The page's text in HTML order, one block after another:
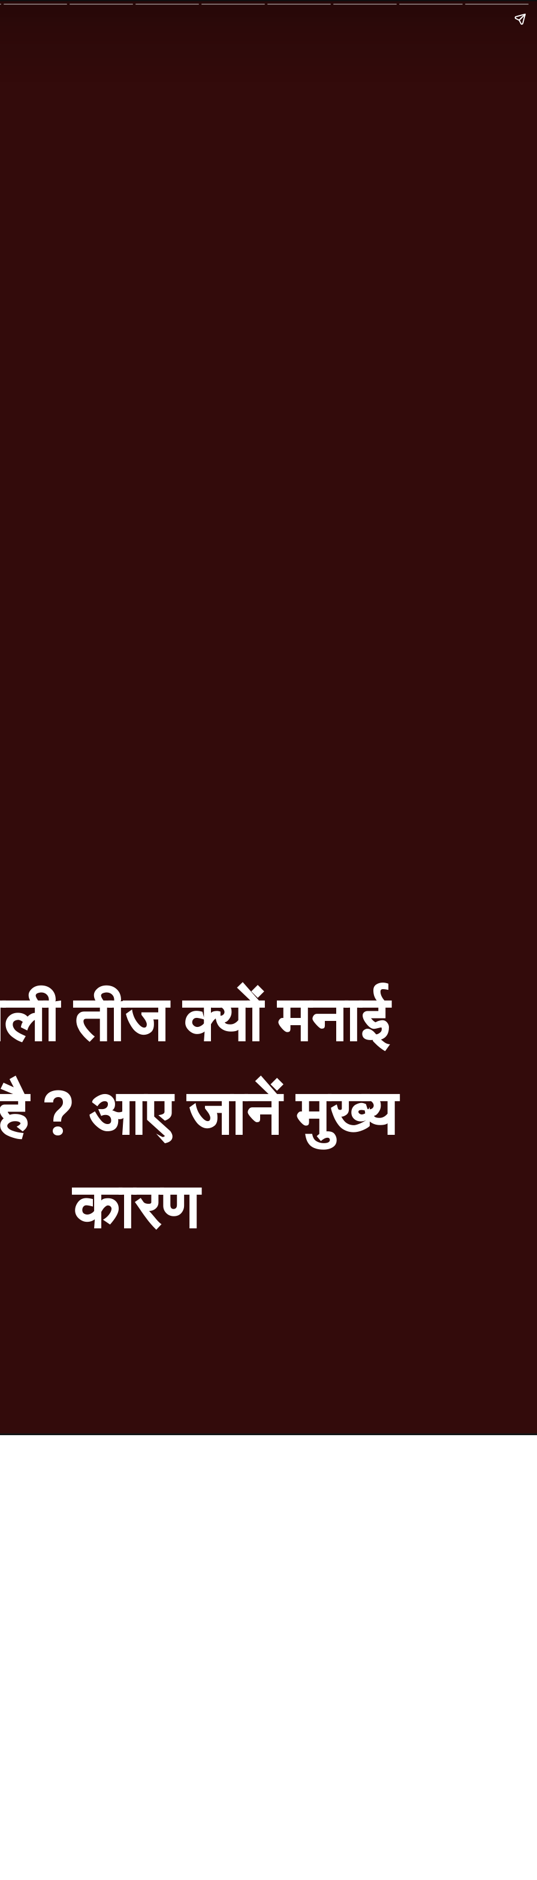
तीज क्यों मनाई
? आए जानें मुख्य
कारण